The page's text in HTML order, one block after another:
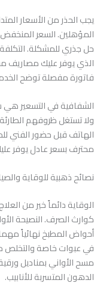
يجب الحذر من الأسعار
المؤهلين. السعر
حل جذري للمشكلة.
الذي يوفر عليك مصاريف
فاتورة مفصلة توضح
الشفافية في التسعير
ولا تستغل ظروفهم
الهاتف قبل حضور الفني
محترف بسعر عادل يوفر
نصائح ذهبية للوقاية
الوقاية دائماً خير من
كوارث الصرف. النصيحة
أحواض المطبخ نهائياً
في عبوات خاصة والتخلص
مسح الأواني بمناديل
الدهون المتسربة للأنابيب.